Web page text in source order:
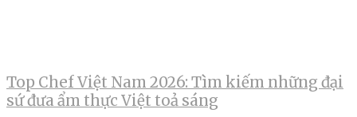
Top Chef Việt Nam 2026: Tìm kiếm những đại
sứ đưa ẩm thực Việt toả sáng